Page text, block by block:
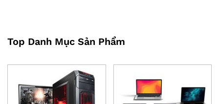
Top Danh Mục Sản Phẩm